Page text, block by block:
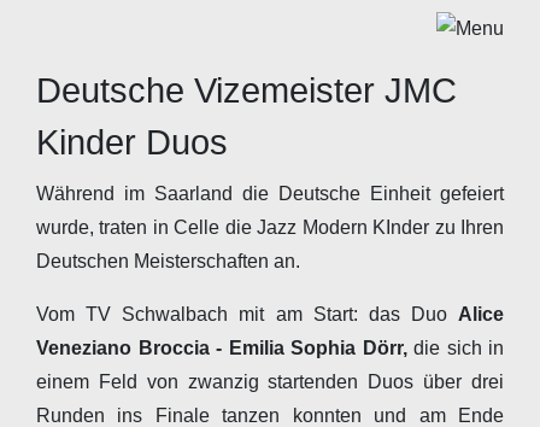
Deutsche Vizemeister JMC
Kinder Duos
Während im Saarland die Deutsche Einheit gefeiert
wurde, traten in Celle die Jazz Modern KInder zu Ihren
Deutschen Meisterschaften an.
Vom TV Schwalbach mit am Start: das Duo Alice
Veneziano Broccia - Emilia Sophia Dörr, die sich in
einem Feld von zwanzig startenden Duos über drei
Runden ins Finale tanzen konnten und am Ende